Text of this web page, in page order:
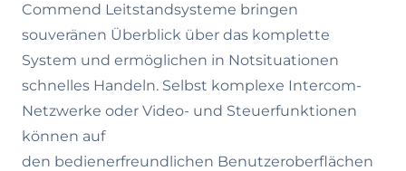
Commend Leitstandsysteme bringen
souveränen Überblick über das komplette
System und ermöglichen in Notsituationen
schnelles Handeln. Selbst komplexe Intercom-
Netzwerke oder Video- und Steuerfunktionen
können auf
den bedienerfreundlichen Benutzeroberflächen